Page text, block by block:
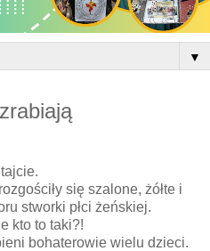
▼
się szalone, żółte i
stworki płci żeńskiej.
kto to taki?!
bohaterowie wielu dzieci.